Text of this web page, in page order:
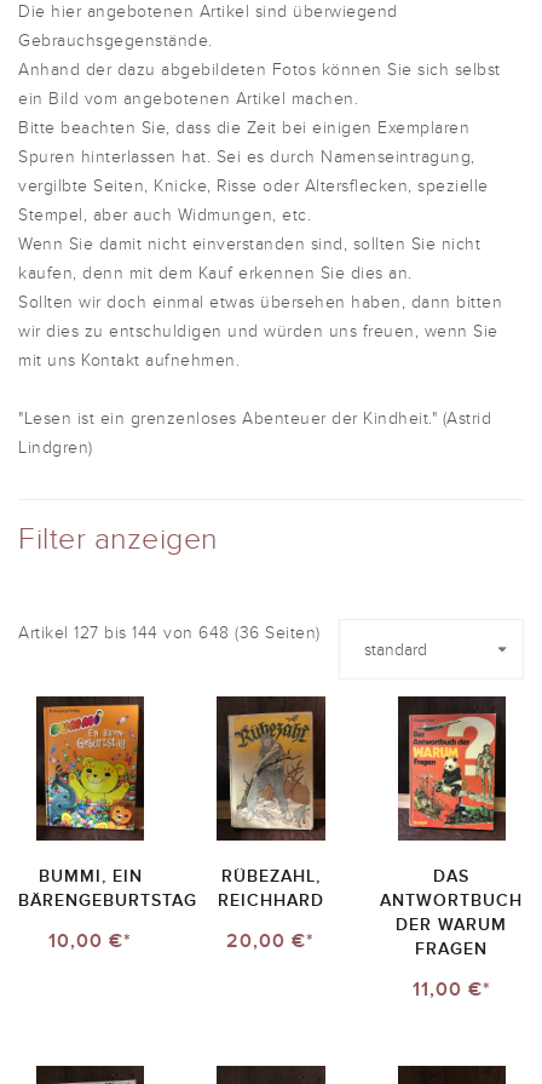
Die hier angebotenen Artikel sind überwiegend
Gebrauchsgegenstände.
Anhand der dazu abgebildeten Fotos können Sie sich selbst
ein Bild vom angebotenen Artikel machen.
Bitte beachten Sie, dass die Zeit bei einigen Exemplaren
Spuren hinterlassen hat. Sei es durch Namenseintragung,
vergilbte Seiten, Knicke, Risse oder Altersflecken, spezielle
Stempel, aber auch Widmungen, etc.
Wenn Sie damit nicht einverstanden sind, sollten Sie nicht
kaufen, denn mit dem Kauf erkennen Sie dies an.
Sollten wir doch einmal etwas übersehen haben, dann bitten
wir dies zu entschuldigen und würden uns freuen, wenn Sie
mit uns Kontakt aufnehmen.
"Lesen ist ein grenzenloses Abenteuer der Kindheit." (Astrid
Lindgren)
Filter anzeigen
Artikel 127 bis 144 von 648 (36 Seiten)
BUMMI, EIN
BÄRENGEBURTSTAG
10,00 €*
RÜBEZAHL,
REICHHARD
20,00 €*
DAS
ANTWORTBUCH
DER WARUM
FRAGEN
11,00 €*